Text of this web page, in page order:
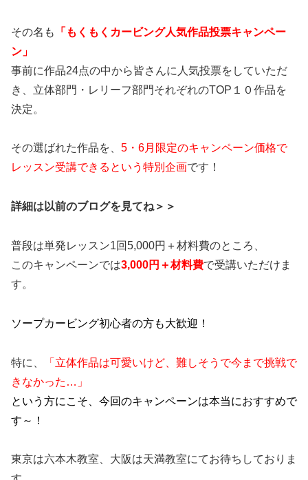
その名も
「もくもくカービング人気作品投票キャンペー
ン」
事前に作品24点の中から皆さんに人気投票をしていただ
き、立体部門・ レリーフ部門それぞれのTOP１０作品を
決定。
その選ばれた作品を、 5 ・ 6月限定のキャンペーン価格で
レッスン受講できるという特別企画です！
詳細は以前のブログを見てね＞＞
普段は単発レッスン1回5,000円＋材料費のところ、
このキャンペーンでは3,000円＋材料費で受講いただけま
す。
ソープカービング初心者の方も大歓迎！
特に、
「立体作品は可愛いけど、難しそうで今まで挑戦で
きなかった … 」
という方にこそ、今回のキャンペーンは本当におすすめで
す～！
東京は六本木教室、大阪は天満教室にてお待ちしておりま